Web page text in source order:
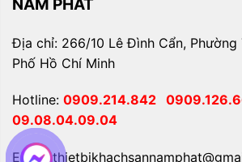
NAM PHÁT
Địa chỉ: 266/10 Lê Đình Cẩn, Phường
Phố Hồ Chí Minh
Hotline: 0909.214.842
09.08.04.09.04
Email: